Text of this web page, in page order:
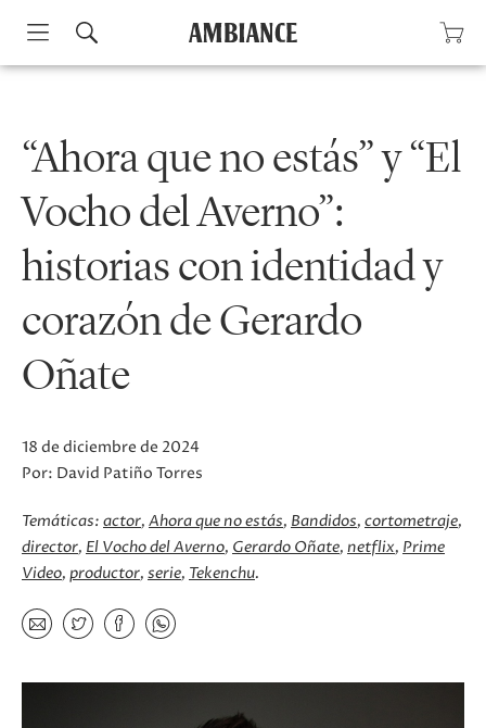
Skip
“Ahora que no estás” y “El
Vocho del Averno”:
historias con identidad y
corazón de Gerardo
Oñate
18 de diciembre de 2024
Por: David Patiño Torres
Temáticas: actor Ahora que no estás Bandidos cortometraje
director El Vocho del Averno Gerardo Oñate netflix Prime
Video productor serie Tekenchu